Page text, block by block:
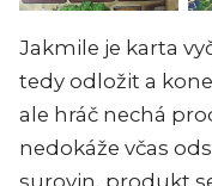
Jakmile je karta
tedy odložit a
ale hráč nechá
nedokáže včas
surovin, produkt